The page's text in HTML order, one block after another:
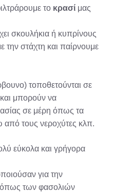
το κρασί μας
σκουλήκια ή κυπρίνους
την στάχτη και παίρνουμε
τοποθετούνται σε
και μπορούν να
σε μέρη όπως τα
από τους νεροχύτες κλπ.
εύκολα και γρήγορα
για την
όπως των φασολιών